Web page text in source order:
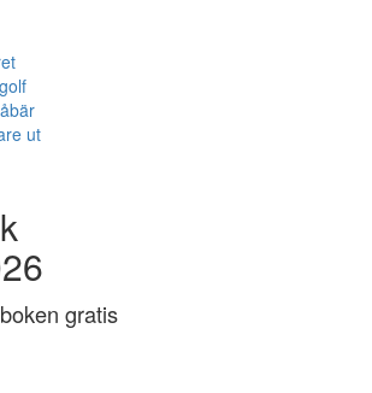
ut
gratis